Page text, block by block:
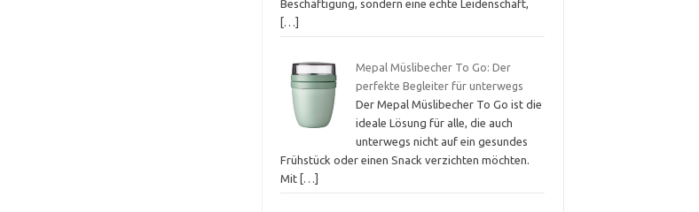
Beschäftigung, sondern eine echte Leidenschaft,
[…]
Mepal Müslibecher To Go: Der
perfekte Begleiter für unterwegs
Der Mepal Müslibecher To Go ist die
ideale Lösung für alle, die auch
unterwegs nicht auf ein gesundes
Frühstück oder einen Snack verzichten möchten.
Mit […]